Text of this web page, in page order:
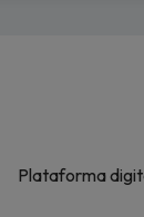
Plataforma